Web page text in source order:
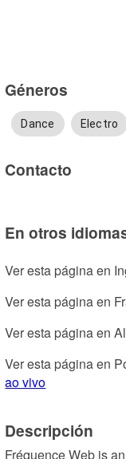
Géneros
Dance Electro
Contacto
En otros
Ver esta página en
Ver esta página en
Ver esta página en
Ver esta página en
ao vivo
Descripción
Fréquence Web is